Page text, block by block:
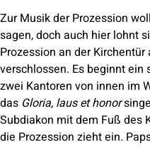
Zur Musik der Prozession
sagen, doch auch hier lohnt
Prozession an der
verschlossen. Es beginnt ein
zwei Kantoren von innen im
das Gloria, laus et honor
Subdiakon mit dem Fuß des
die Prozession zieht ein.